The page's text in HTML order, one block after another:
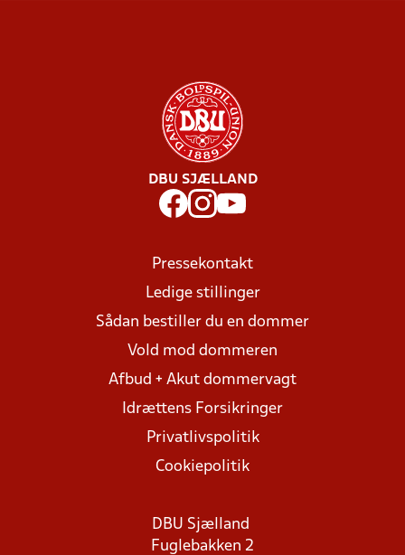
DBU SJÆLLAND
Pressekontakt
Ledige stillinger
Sådan bestiller du en dommer
Vold mod dommeren
Afbud + Akut dommervagt
Idrættens Forsikringer
Privatlivspolitik
Cookiepolitik
DBU Sjælland
Fuglebakken 2